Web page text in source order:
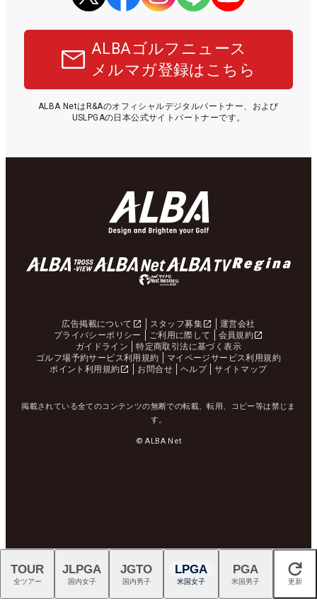
ALBAゴルフニュース
メルマガ登録はこちら
ALBA NetはR&Aのオフィシャルデジタルパートナー、および
USLPGAの日本公式サイトパートナーです。
広告掲載について スタッフ募集
運営会社
プライバシーポリシー
ご利用に際して
会員規約
ガイドライン
特定商取引法に基づく表示
ゴルフ場予約サービス利用規約
マイページサービス利用規約
ポイント利用規約
お問合せ ヘルプ サイトマップ
掲載されている全てのコンテンツの無断での転載、転用、コピー等は禁じま
す。
© ALBA Net
閉じる
TOUR
全ツアー
JLPGA
国内女子
JGTO
国内男子
LPGA
米国女子
PGA
米国男子 更新